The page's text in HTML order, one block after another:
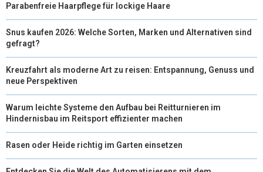
Parabenfreie Haarpflege für lockige Haare
Snus kaufen 2026: Welche Sorten, Marken und Alternativen sind
gefragt?
Kreuzfahrt als moderne Art zu reisen: Entspannung, Genuss und
neue Perspektiven
Warum leichte Systeme den Aufbau bei Reitturnieren im
Hindernisbau im Reitsport effizienter machen
Rasen oder Heide richtig im Garten einsetzen